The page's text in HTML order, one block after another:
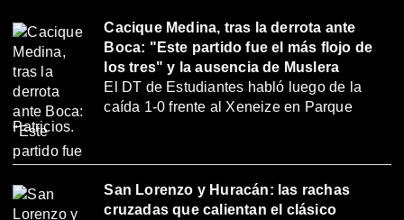
Cacique Medina, tras la derrota ante
Boca: "Este partido fue el más flojo de
los tres" y la ausencia de Muslera
El DT de Estudiantes habló luego de la
caída 1-0 frente al Xeneize en Parque
Patricios.
San Lorenzo y Huracán: las rachas
cruzadas que calientan el clásico